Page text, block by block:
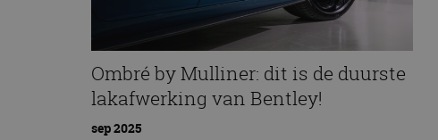
Ombré by Mulliner: dit is de duurste
lakafwerking van Bentley!
sep 2025